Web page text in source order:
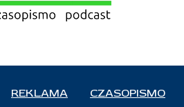
REKLAMA CZASOPISMO